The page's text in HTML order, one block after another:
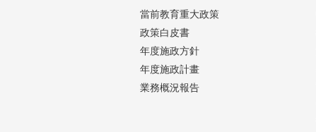
當前教育重大政策
政策白皮書
年度施政方針
年度施政計畫
業務概況報告